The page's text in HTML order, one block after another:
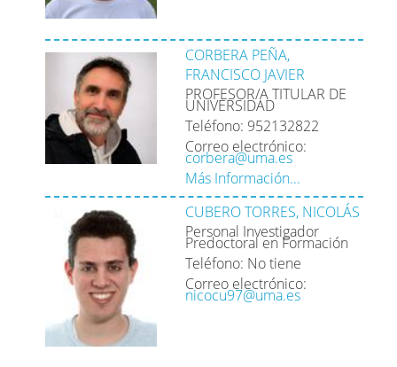
CORBERA PEÑA,
FRANCISCO JAVIER
PROFESOR/A TITULAR DE
UNIVERSIDAD
Teléfono: 952132822
Correo electrónico:
corbera@uma.es
Más Información...
CUBERO TORRES, NICOLÁS
Personal Investigador
Predoctoral en Formación
Teléfono: No tiene
Correo electrónico:
nicocu97@uma.es